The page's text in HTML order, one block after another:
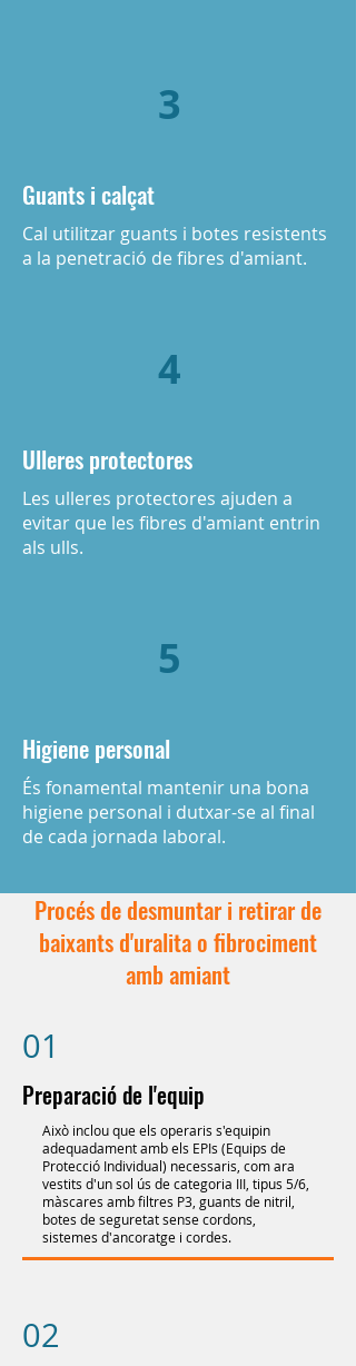
3
Guants i calçat
Cal utilitzar guants i botes resistents
a la penetració de fibres d'amiant.
4
Ulleres protectores
Les ulleres protectores ajuden a
evitar que les fibres d'amiant entrin
als ulls.
5
Higiene personal
És fonamental mantenir una bona
higiene personal i dutxar-se al final
de cada jornada laboral.
Procés de desmuntar i retirar de
baixants d'uralita o fibrociment
amb amiant
01
Preparació de l'equip
Això inclou que els operaris s'equipin
adequadament amb els EPIs (Equips de
Protecció Individual) necessaris, com ara
vestits d'un sol ús de categoria III, tipus 5/6,
màscares amb filtres P3, guants de nitril,
botes de seguretat sense cordons,
sistemes d'ancoratge i cordes.
02